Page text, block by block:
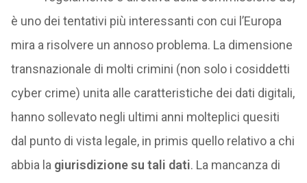
è uno dei tentativi più interessanti con cui l’Europa
mira a risolvere un annoso problema. La dimensione
transnazionale di molti crimini (non solo i cosiddetti
cyber crime) unita alle caratteristiche dei dati digitali,
hanno sollevato negli ultimi anni molteplici quesiti
dal punto di vista legale, in primis quello relativo a chi
abbia la giurisdizione su tali dati. La mancanza di